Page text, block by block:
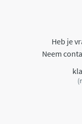
Heb je
Neem